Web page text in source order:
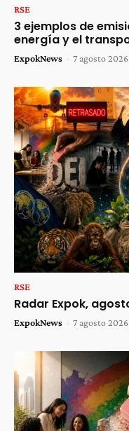
RSE
3 ejemplos de
energía y el
ExpokNews - 7 agosto 2026
RSE
Radar Expok,
ExpokNews - 7 agosto 2026